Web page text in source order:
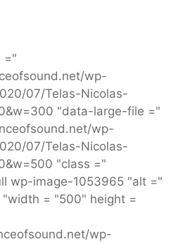
="
wp-
07/Telas-Nicolas-
"data-large-file ="
wp-
07/Telas-Nicolas-
"class ="
wp-image-1053965 "alt ="
"width = "500" height =
wp-